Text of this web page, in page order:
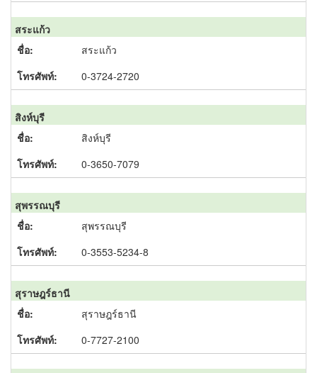
สระแก้ว
สระแก้ว
0-3724-2720
สิงห์บุรี
สิงห์บุรี
0-3650-7079
สุพรรณบุรี
สุพรรณบุรี
0-3553-5234-8
สุราษฎร์ธานี
สุราษฎร์ธานี
0-7727-2100